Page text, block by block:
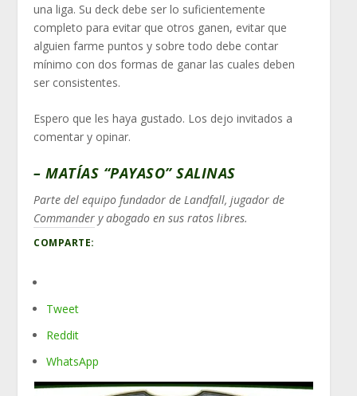
una liga. Su deck debe ser lo suficientemente
completo para evitar que otros ganen, evitar que
alguien farme puntos y sobre todo debe contar
mínimo con dos formas de ganar las cuales deben
ser consistentes.
Espero que les haya gustado. Los dejo invitados a
comentar y opinar.
– MATÍAS “PAYASO” SALINAS
Parte del equipo fundador de Landfall, jugador de
Commander y abogado en sus ratos libres.
COMPARTE:
Tweet
Reddit
WhatsApp